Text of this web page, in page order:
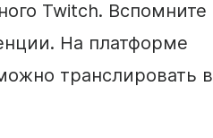
Twitch. Вспомните
На платформе
транслировать в